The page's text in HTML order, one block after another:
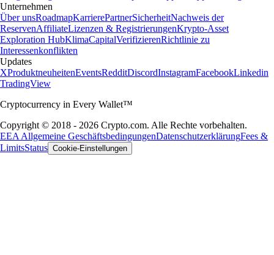
Unternehmen
Über unsRoadmapKarrierePartnerSicherheitNachweis der
ReservenAffiliateLizenzen & RegistrierungenKrypto-Asset
Exploration HubKlimaCapitalVerifizierenRichtlinie zu
Interessenkonflikten
Updates
XProduktneuheitenEventsRedditDiscordInstagramFacebookLinkedin
TradingView
Cryptocurrency in Every Wallet™
Copyright © 2018 - 2026 Crypto.com. Alle Rechte vorbehalten.
EEA Allgemeine GeschäftsbedingungenDatenschutzerklärungFees &
LimitsStatus Cookie-Einstellungen